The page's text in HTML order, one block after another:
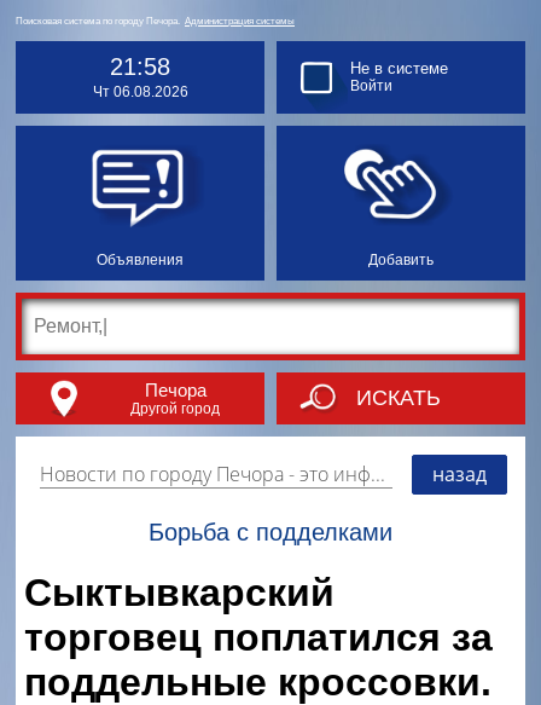
Поисковая система по городу Печора. Администрация системы
21:58
Чт 06.08.2026
Объявления Добавить
Не в системе
Войти
Печора
Другой город ИСКАТЬ
Новости по городу Печора- это информация о событиях, мероприятиях и торгово-коммерческой деятельности города. Страницу наполняют платные и бесплатные объявления, имеющие функцию "поднятия вверх списка". назад
Борьба с подделками
Сыктывкарский
торговец поплатился за
поддельные кроссовки.